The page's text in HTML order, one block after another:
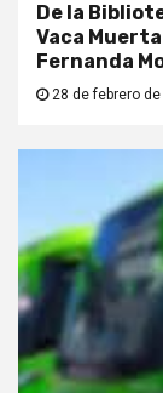
De la
Vaca
Fernanda
28 de febrero de